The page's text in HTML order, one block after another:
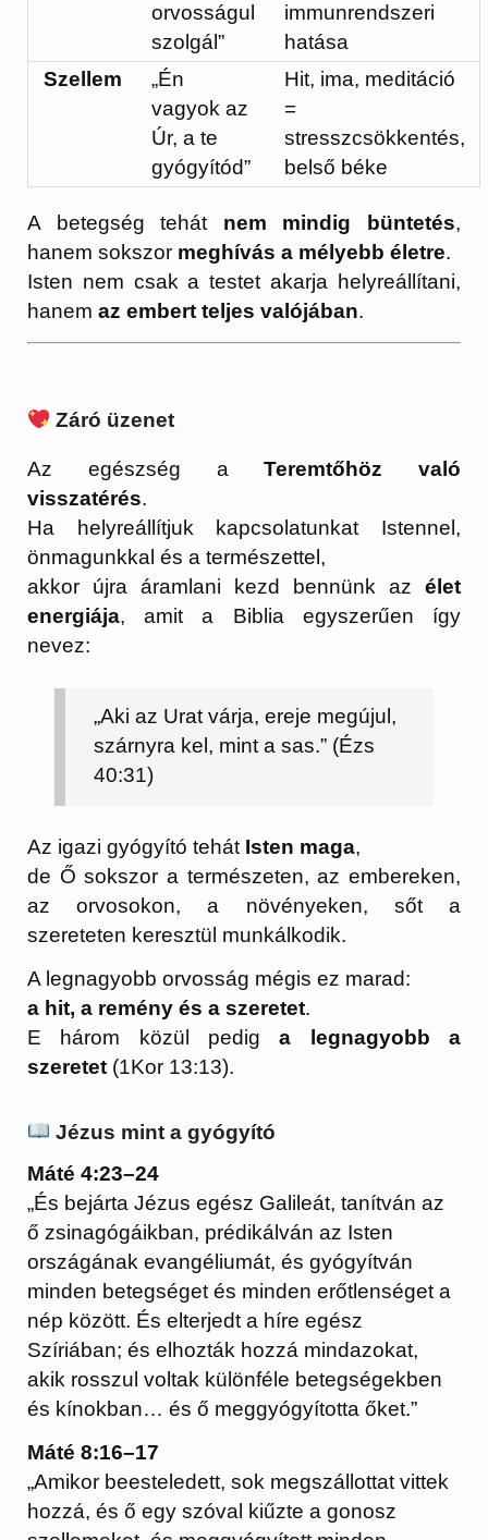
orvosságul
szolgál”
immunrendszeri
hatása
Szellem
„Én
vagyok az
Úr, a te
gyógyítód”
Hit, ima, meditáció
=
stresszcsökkentés,
belső béke
A betegség tehát nem mindig büntetés,
hanem sokszor meghívás a mélyebb életre.
Isten nem csak a testet akarja helyreállítani,
hanemaz embert teljes valójában.
Záró üzenet
Az egészség aTeremtőhöz való
visszatérés.
Ha helyreállítjuk kapcsolatunkat Istennel,
önmagunkkal és a természettel,
akkor újra áramlani kezd bennünk az élet
energiája, amit a Biblia egyszerűen így
nevez:
„Aki az Urat várja, ereje megújul,
szárnyra kel, mint a sas.” (Ézs
40:31)
Az igazi gyógyító tehát Isten maga,
de Ő sokszor a természeten, az embereken,
az orvosokon, a növényeken, sőt a
szereteten keresztül munkálkodik.
A legnagyobb orvosság mégis ez marad:
a hit, a remény és a szeretet.
E három közül pediga legnagyobb a
szeretet (1Kor 13:13).
Jézus mint a gyógyító
Máté 4:23–24
„És bejárta Jézus egész Galileát, tanítván az
ő zsinagógáikban, prédikálván az Isten
országának evangéliumát, és gyógyítván
minden betegséget és minden erőtlenséget a
nép között. És elterjedt a híre egész
Szíriában; és elhozták hozzá mindazokat,
akik rosszul voltak különféle betegségekben
és kínokban… és ő meggyógyította őket.”
Máté 8:16–17
„Amikor beesteledett, sok megszállottat vittek
hozzá, és ő egy szóval kiűzte a gonosz